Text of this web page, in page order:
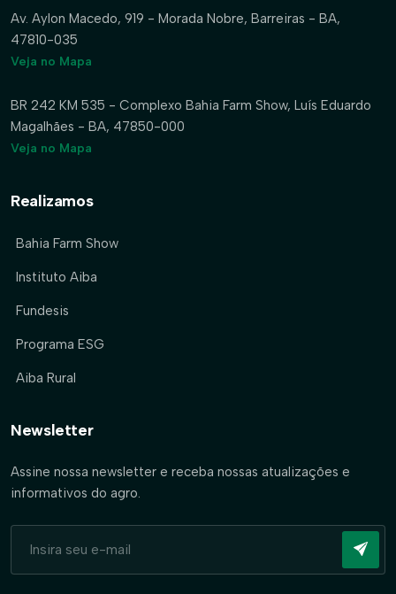
Av. Aylon Macedo, 919 - Morada Nobre, Barreiras - BA,
47810-035
Veja no Mapa
BR 242 KM 535 - Complexo Bahia Farm Show, Luís Eduardo
Magalhães - BA, 47850-000
Veja no Mapa
Realizamos
Bahia Farm Show
Instituto Aiba
Fundesis
Programa ESG
Aiba Rural
Newsletter
Assine nossa newsletter e receba nossas atualizações e
informativos do agro.